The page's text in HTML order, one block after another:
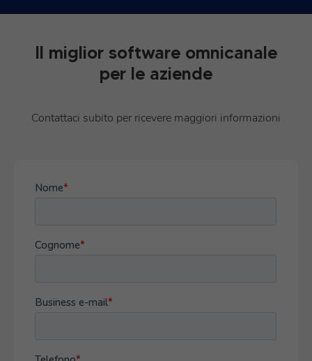
Il miglior software omnicanale
per le aziende
Contattaci subito per ricevere maggiori informazioni